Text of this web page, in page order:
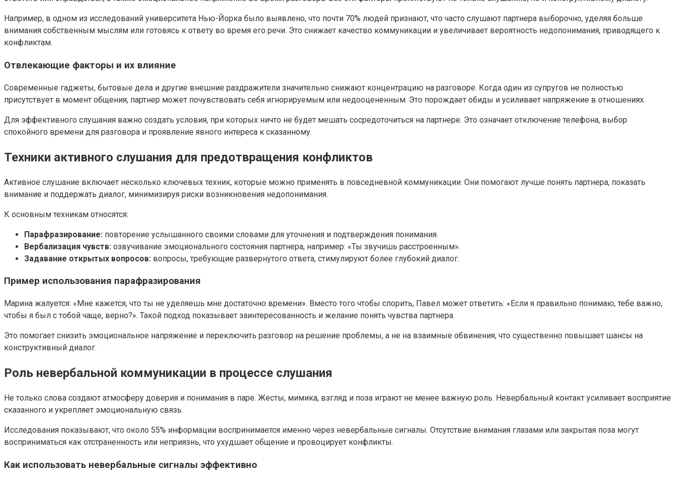
Например, в одном из исследований университета Нью-Йорка было выявлено, что почти 70% людей признают, что часто слушают партнера выборочно, уделяя больше
внимания собственным мыслям или готовясь к ответу во время его речи. Это снижает качество коммуникации и увеличивает вероятность недопонимания, приводящего к
конфликтам.
Отвлекающие факторы и их влияние
Современные гаджеты, бытовые дела и другие внешние раздражители значительно снижают концентрацию на разговоре. Когда один из супругов не полностью
присутствует в момент общения, партнер может почувствовать себя игнорируемым или недооцененным. Это порождает обиды и усиливает напряжение в отношениях.
Для эффективного слушания важно создать условия, при которых ничто не будет мешать сосредоточиться на партнере. Это означает отключение телефона, выбор
спокойного времени для разговора и проявление явного интереса к сказанному.
Техники активного слушания для предотвращения конфликтов
Активное слушание включает несколько ключевых техник, которые можно применять в повседневной коммуникации. Они помогают лучше понять партнера, показать
внимание и поддержать диалог, минимизируя риски возникновения недопонимания.
К основным техникам относятся:
Парафразирование: повторение услышанного своими словами для уточнения и подтверждения понимания.
Вербализация чувств: озвучивание эмоционального состояния партнера, например: «Ты звучишь расстроенным».
Задавание открытых вопросов: вопросы, требующие развернутого ответа, стимулируют более глубокий диалог.
Пример использования парафразирования
Марина жалуется: «Мне кажется, что ты не уделяешь мне достаточно времени». Вместо того чтобы спорить, Павел может ответить: «Если я правильно понимаю, тебе важно,
чтобы я был с тобой чаще, верно?». Такой подход показывает заинтересованность и желание понять чувства партнера.
Это помогает снизить эмоциональное напряжение и переключить разговор на решение проблемы, а не на взаимные обвинения, что существенно повышает шансы на
конструктивный диалог.
Роль невербальной коммуникации в процессе слушания
Не только слова создают атмосферу доверия и понимания в паре. Жесты, мимика, взгляд и поза играют не менее важную роль. Невербальный контакт усиливает восприятие
сказанного и укрепляет эмоциональную связь.
Исследования показывают, что около 55% информации воспринимается именно через невербальные сигналы. Отсутствие внимания глазами или закрытая поза могут
восприниматься как отстраненность или неприязнь, что ухудшает общение и провоцирует конфликты.
Как использовать невербальные сигналы эффективно